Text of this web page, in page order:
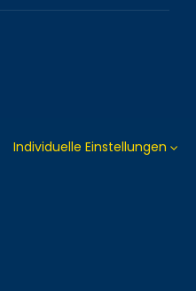
Individuelle Einstellungen